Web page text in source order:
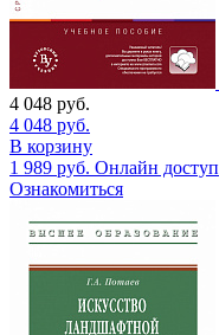
4 048 руб.
4 048 руб.
В корзину
1 989 руб. Онлайн доступ
Ознакомиться